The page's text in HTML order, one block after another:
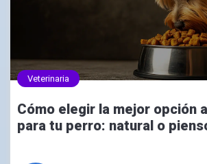
Veterinaria
Cómo elegir la mejor opción
para tu perro: natural o